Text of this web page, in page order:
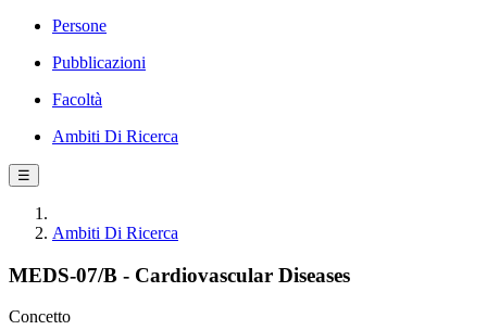
Persone
Pubblicazioni
Facoltà
Ambiti Di Ricerca
☰
Ambiti Di Ricerca
MEDS-07/B - Cardiovascular Diseases
Concetto